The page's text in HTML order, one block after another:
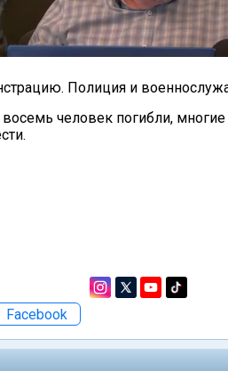
Полиция и
человек погибли,
Facebook